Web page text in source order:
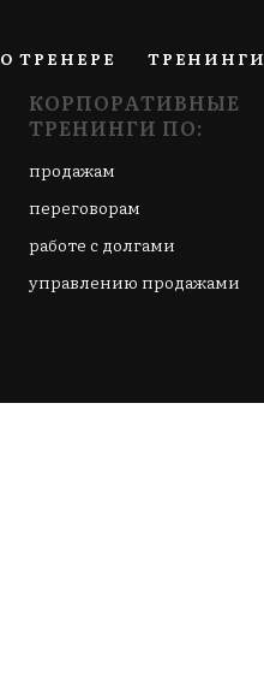
О ТРЕНЕРЕ ТРЕНИНГИ
КОРПОРАТИВНЫЕ
ТРЕНИНГИ ПО:
продажам
переговорам
работе с долгами
управлению продажами